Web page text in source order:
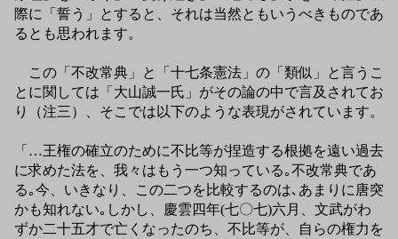
際に「誓う」とすると、それは当然ともいうべきものであ
るとも思われます。
この「不改常典」と「十七条憲法」の「類似」と言うこ
とに関しては「大山誠一氏」がその論の中で言及されてお
り（注三）、そこでは以下のような表現がされています。
「…王権の確立のために不比等が捏造する根拠を遠い過去
に求めた法を、我々はもう一つ知っている｡不改常典であ
る｡今、いきなり、この二つを比較するのは､あまりに唐突
かも知れない｡しかし、慶雲四年(七〇七)六月、文武がわ
ずか二十五才で亡くなったのち、不比等が、自らの権力を